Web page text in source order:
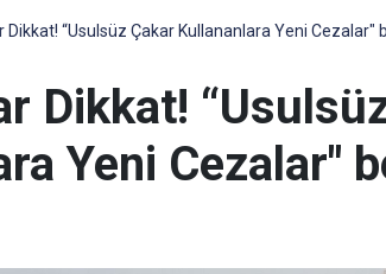
Dikkat! “Usulsüz Çakar Kullananlara Yeni Cezalar"
Dikkat!
Yeni Cezalar"